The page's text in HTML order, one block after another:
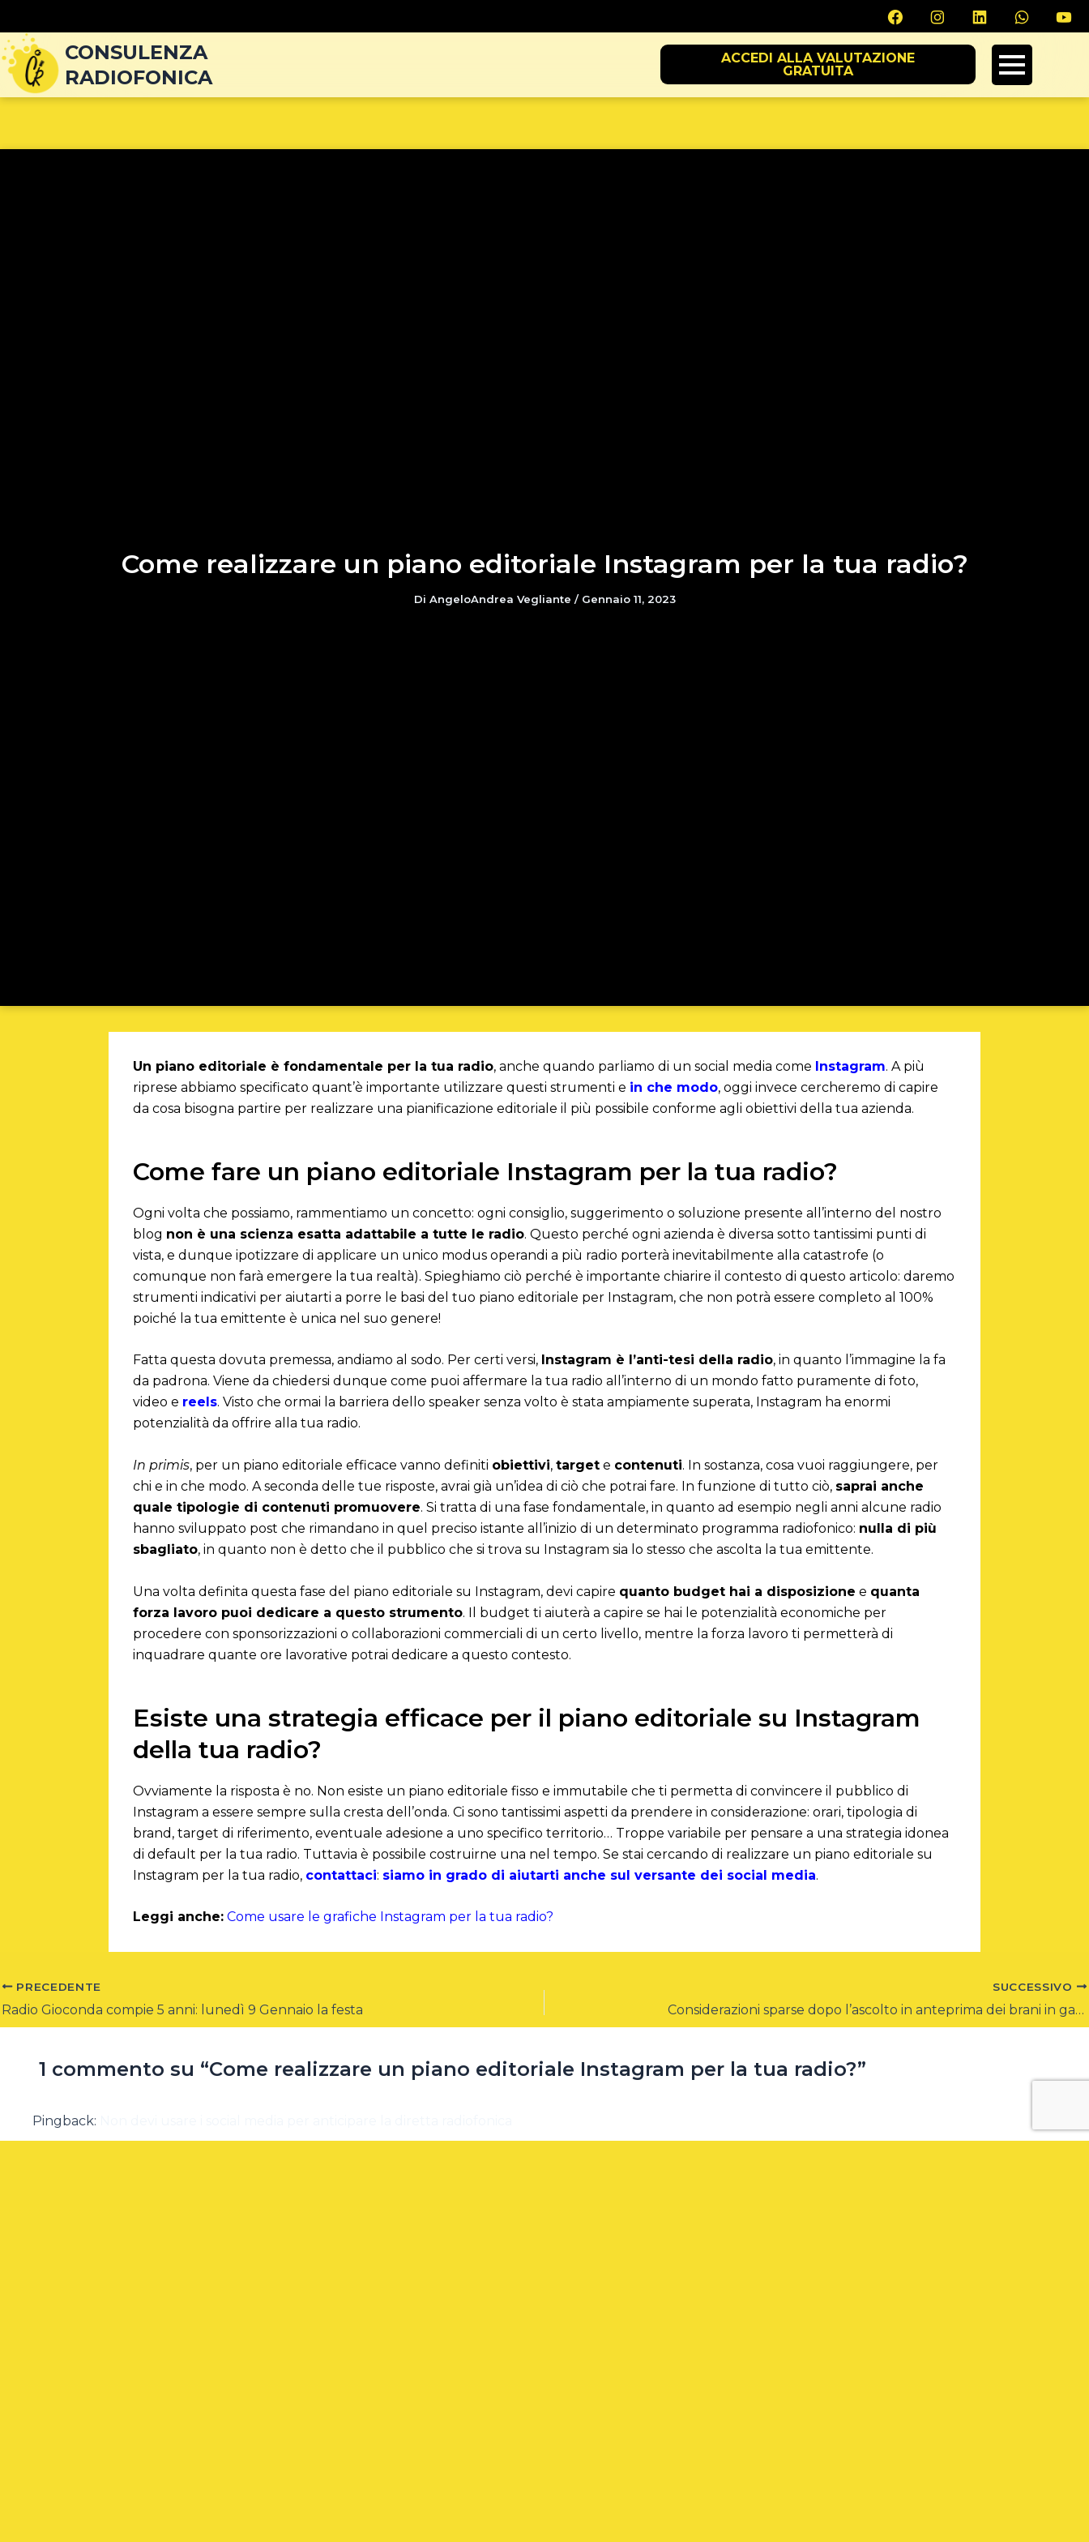
CONSULENZA
RADIOFONICA
ACCEDI ALLA VALUTAZIONE
GRATUITA
Come realizzare un piano editoriale Instagram per la tua radio?
Di AngeloAndrea Vegliante / Gennaio 11, 2023
Un piano editoriale è fondamentale per la tua radio, anche quando parliamo di un social media come Instagram. A più
riprese abbiamo specificato quant’è importante utilizzare questi strumenti e in che modo, oggi invece cercheremo di capire
da cosa bisogna partire per realizzare una pianificazione editoriale il più possibile conforme agli obiettivi della tua azienda.
Come fare un piano editoriale Instagram per la tua radio?
Ogni volta che possiamo, rammentiamo un concetto: ogni consiglio, suggerimento o soluzione presente all’interno del nostro
blog non è una scienza esatta adattabile a tutte le radio. Questo perché ogni azienda è diversa sotto tantissimi punti di
vista, e dunque ipotizzare di applicare un unico modus operandi a più radio porterà inevitabilmente alla catastrofe (o
comunque non farà emergere la tua realtà). Spieghiamo ciò perché è importante chiarire il contesto di questo articolo: daremo
strumenti indicativi per aiutarti a porre le basi del tuo piano editoriale per Instagram, che non potrà essere completo al 100%
poiché la tua emittente è unica nel suo genere!
Fatta questa dovuta premessa, andiamo al sodo. Per certi versi, Instagram è l’anti-tesi della radio, in quanto l’immagine la fa
da padrona. Viene da chiedersi dunque come puoi affermare la tua radio all’interno di un mondo fatto puramente di foto,
video e reels. Visto che ormai la barriera dello speaker senza volto è stata ampiamente superata, Instagram ha enormi
potenzialità da offrire alla tua radio.
In primis, per un piano editoriale efficace vanno definiti obiettivi,target e contenuti. In sostanza, cosa vuoi raggiungere, per
chi e in che modo. A seconda delle tue risposte, avrai già un’idea di ciò che potrai fare. In funzione di tutto ciò, saprai anche
quale tipologie di contenuti promuovere. Si tratta di una fase fondamentale, in quanto ad esempio negli anni alcune radio
hanno sviluppato post che rimandano in quel preciso istante all’inizio di un determinato programma radiofonico: nulla di più
sbagliato, in quanto non è detto che il pubblico che si trova su Instagram sia lo stesso che ascolta la tua emittente.
Una volta definita questa fase del piano editoriale su Instagram, devi capire quanto budget hai a disposizione e quanta
forza lavoro puoi dedicare a questo strumento. Il budget ti aiuterà a capire se hai le potenzialità economiche per
procedere con sponsorizzazioni o collaborazioni commerciali di un certo livello, mentre la forza lavoro ti permetterà di
inquadrare quante ore lavorative potrai dedicare a questo contesto.
Esiste una strategia efficace per il piano editoriale su Instagram
della tua radio?
Ovviamente la risposta è no. Non esiste un piano editoriale fisso e immutabile che ti permetta di convincere il pubblico di
Instagram a essere sempre sulla cresta dell’onda. Ci sono tantissimi aspetti da prendere in considerazione: orari, tipologia di
brand, target di riferimento, eventuale adesione a uno specifico territorio… Troppe variabile per pensare a una strategia idonea
di default per la tua radio. Tuttavia è possibile costruirne una nel tempo. Se stai cercando di realizzare un piano editoriale su
Instagram per la tua radio, contattaci: siamo in grado di aiutarti anche sul versante dei social media.
Leggi anche: Come usare le grafiche Instagram per la tua radio?
articoli
PRECEDENTE
Radio Gioconda compie 5 anni: lunedì 9 Gennaio la festa
SUCCESSIVO
Considerazioni sparse dopo l’ascolto in anteprima dei brani in gara al Festival 2023
1 commento su “Come realizzare un piano editoriale Instagram per la tua radio?”
Pingback: